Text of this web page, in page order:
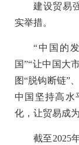
建设贸易
实举措。
“中国的
国”“让中国大
图“脱钩断链”
中国坚持高水
化，让贸易成
截至2025